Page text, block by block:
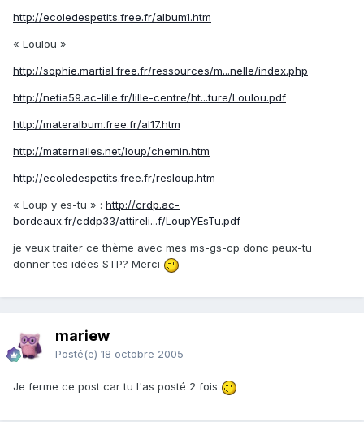
http://ecoledespetits.free.fr/album1.htm
« Loulou »
http://sophie.martial.free.fr/ressources/m...nelle/index.php
http://netia59.ac-lille.fr/lille-centre/ht...ture/Loulou.pdf
http://materalbum.free.fr/al17.htm
http://maternailes.net/loup/chemin.htm
http://ecoledespetits.free.fr/resloup.htm
« Loup y es-tu » : http://crdp.ac-
bordeaux.fr/cddp33/attireli...f/LoupYEsTu.pdf
je veux traiter ce thème avec mes ms-gs-cp donc peux-tu
donner tes idées STP? Merci
mariew
Posté(e) 18 octobre 2005
Je ferme ce post car tu l'as posté 2 fois